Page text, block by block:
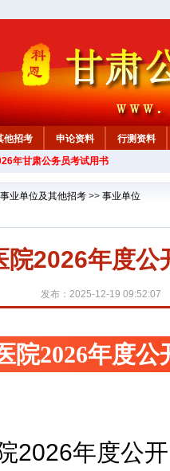
他招考 申论资料
行测资料
年甘肃公务员考试用书
业单位及其他招考 >> 事业单位
院2026年度
发布：2025-12-19 09:52:07
院2026年度
2026年度公